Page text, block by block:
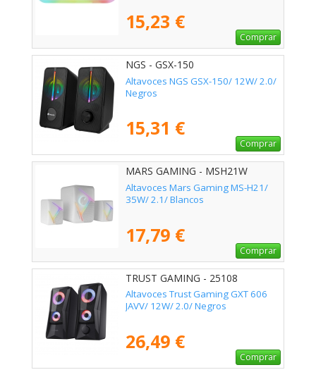
15,23 €
Comprar
NGS - GSX-150
Altavoces NGS GSX-150/ 12W/ 2.0/
Negros
15,31 €
Comprar
MARS GAMING - MSH21W
Altavoces Mars Gaming MS-H21/
35W/ 2.1/ Blancos
17,79 €
Comprar
TRUST GAMING - 25108
Altavoces Trust Gaming GXT 606
JAVV/ 12W/ 2.0/ Negros
26,49 €
Comprar